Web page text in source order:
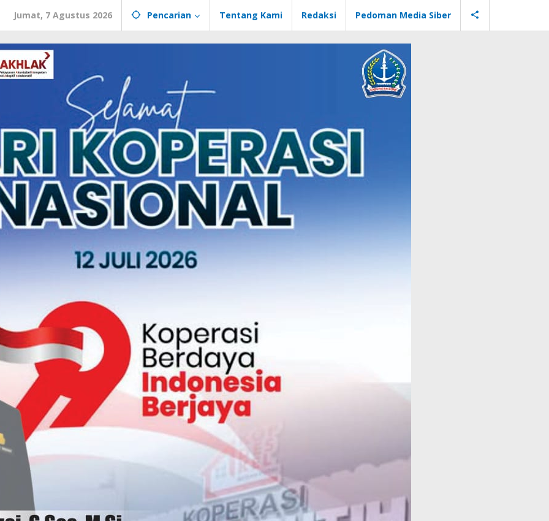
Jumat, 7 Agustus 2026 Pencarian Tentang Kami Redaksi Pedoman Media Siber